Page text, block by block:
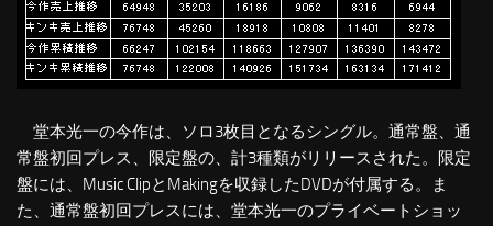
堂本光一の今作は、ソロ3枚目となるシングル。通常盤、通
常盤初回プレス、限定盤の、計3種類がリリースされた。限定
盤には、Music ClipとMakingを収録したDVDが付属する。ま
た、通常盤初回プレスには、堂本光一のプライベートショッ